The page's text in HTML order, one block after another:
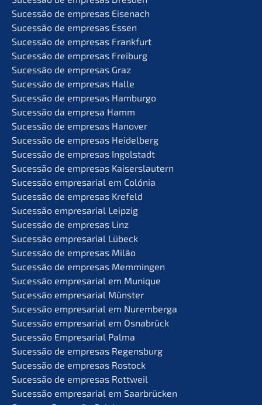
Suces­são de empre­sas Eisenach
Suces­são de empre­sas Essen
Suces­são de empre­sas Frankfurt
Suces­são de empre­sas Freiburg
Suces­são de empre­sas Graz
Suces­são de empre­sas Halle
Suces­são de empre­sas Hamburgo
Suces­são da empre­sa Hamm
Suces­são de empre­sas Hanover
Suces­são de empre­sas Heidelberg
Suces­são de empre­sas Ingolstadt
Suces­são de empre­sas Kaiserslautern
Suces­são empre­sa­ri­al em Colónia
Suces­são de empre­sas Krefeld
Suces­são empre­sa­ri­al Leipzig
Suces­são de empre­sas Linz
Suces­são empre­sa­ri­al Lübeck
Suces­são de empre­sas Milão
Suces­são de empre­sas Memmingen
Suces­são empre­sa­ri­al em Munique
Suces­são empre­sa­ri­al Münster
Suces­são empre­sa­ri­al em Nuremberga
Suces­são empre­sa­ri­al em Osnabrück
Suces­são Empre­sa­ri­al Palma
Suces­são de empre­sas Regensburg
Suces­são de empre­sas Rostock
Suces­são de empre­sas Rottweil
Suces­são empre­sa­ri­al em Saarbrücken